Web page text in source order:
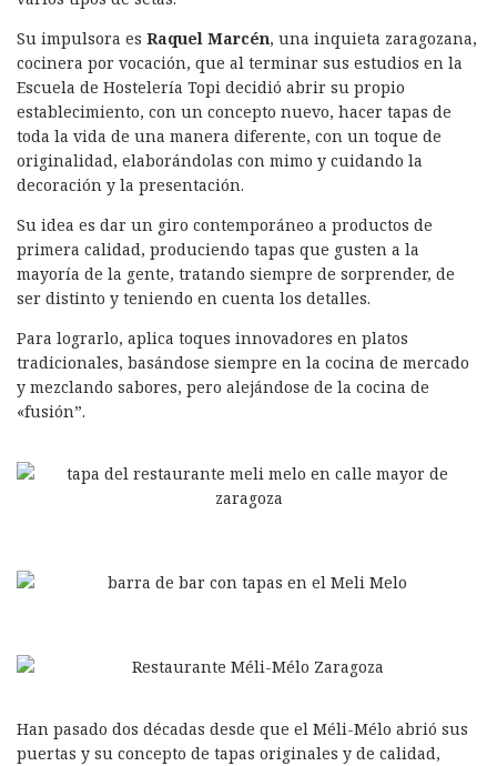
Su impulsora es Raquel Marcén, una inquieta zaragozana,
cocinera por vocación, que al terminar sus estudios en la
Escuela de Hostelería Topi decidió abrir su propio
establecimiento, con un concepto nuevo, hacer tapas de
toda la vida de una manera diferente, con un toque de
originalidad, elaborándolas con mimo y cuidando la
decoración y la presentación.
Su idea es dar un giro contemporáneo a productos de
primera calidad, produciendo tapas que gusten a la
mayoría de la gente, tratando siempre de sorprender, de
ser distinto y teniendo en cuenta los detalles.
Para lograrlo, aplica toques innovadores en platos
tradicionales, basándose siempre en la cocina de mercado
y mezclando sabores, pero alejándose de la cocina de
«fusión”.
Han pasado dos décadas desde que el Méli-Mélo abrió sus
puertas y su concepto de tapas originales y de calidad,